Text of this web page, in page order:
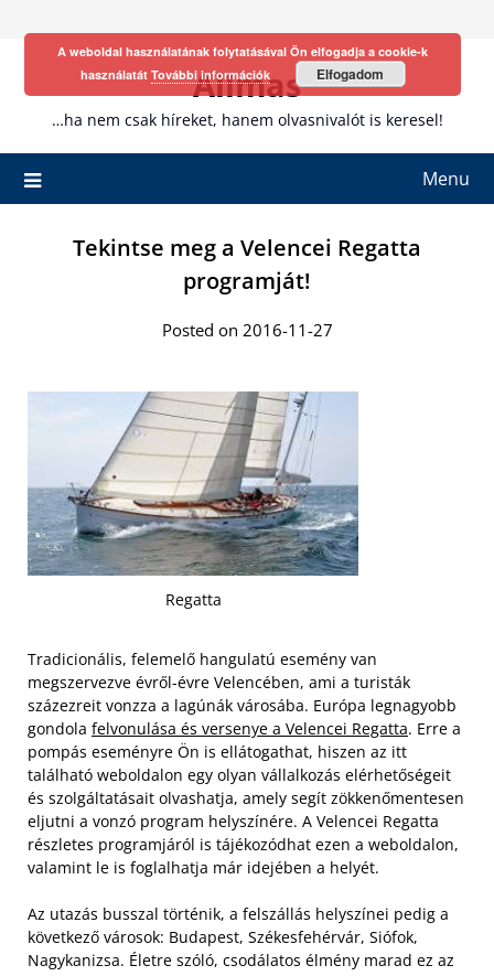
Allmas
…ha nem csak híreket, hanem olvasnivalót is keresel!
Menu
Tekintse meg a Velencei Regatta
programját!
Posted on 2016-11-27
Regatta
Tradicionális, felemelő hangulatú esemény van
megszervezve évről-évre Velencében, ami a turisták
százezreit vonzza a lagúnák városába. Európa legnagyobb
gondola felvonulása és versenye a Velencei Regatta. Erre a
pompás eseményre Ön is ellátogathat, hiszen az itt
található weboldalon egy olyan vállalkozás elérhetőségeit
és szolgáltatásait olvashatja, amely segít zökkenőmentesen
eljutni a vonzó program helyszínére. A Velencei Regatta
részletes programjáról is tájékozódhat ezen a weboldalon,
valamint le is foglalhatja már idejében a helyét.
Az utazás busszal történik, a felszállás helyszínei pedig a
következő városok: Budapest, Székesfehérvár, Siófok,
Nagykanizsa. Életre szóló, csodálatos élmény marad ez az
A weboldal használatának folytatásával Ön elfogadja a cookie-k
használatát További információk Elfogadom